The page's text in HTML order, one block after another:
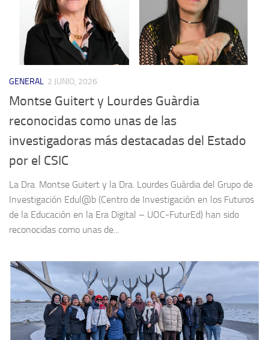
GENERAL 2 JUNIO, 2026
Montse Guitert y Lourdes Guàrdia
reconocidas como unas de las
investigadoras más destacadas del Estado
por el CSIC
La Dra. Montse Guitert y la Dra. Lourdes Guàrdia del Grupo de
Investigación Edul@b (Centro de Investigación en los Futuros
de la Educación en la Era Digital – UOC-FuturEd) han sido
reconocidas como unas de...